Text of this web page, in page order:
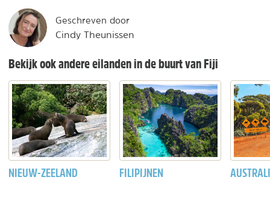
Geschreven door
Cindy Theunissen
Bekijk ook andere eilanden in de buurt van Fiji
NIEUW-ZEELAND FILIPIJNEN